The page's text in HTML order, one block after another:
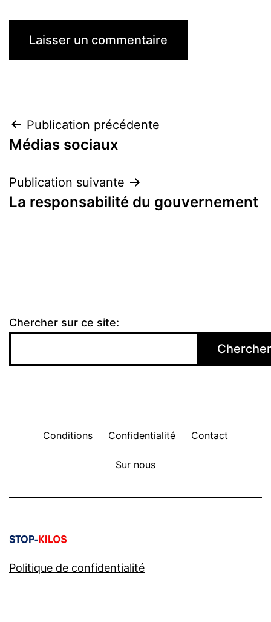
Navigation
de
l’article
Publication précédente
Médias sociaux
Publication suivante
La responsabilité du gouvernement
Chercher sur ce site:
Chercher
Conditions Confidentialité Contact
Sur nous
Politique de confidentialité